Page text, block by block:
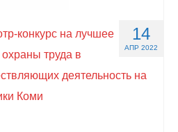
14
АПР 2022
конкурс на лучшее
труда в
деятельность на
Коми